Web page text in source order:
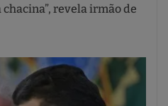
revela irmão de